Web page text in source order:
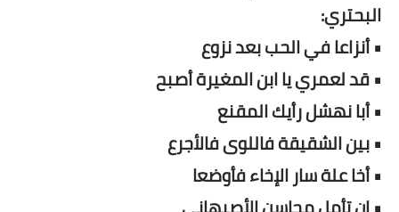
البحتري:
• أنزاعا في الحب بعد نزوع
• قد لعمري يا ابن المغيرة أصبح
• أبا نهشل رأيك المقنع
• بين الشقيقة فاللوى فالأجرع
• أخا علة سار الإخاء فأوضعا